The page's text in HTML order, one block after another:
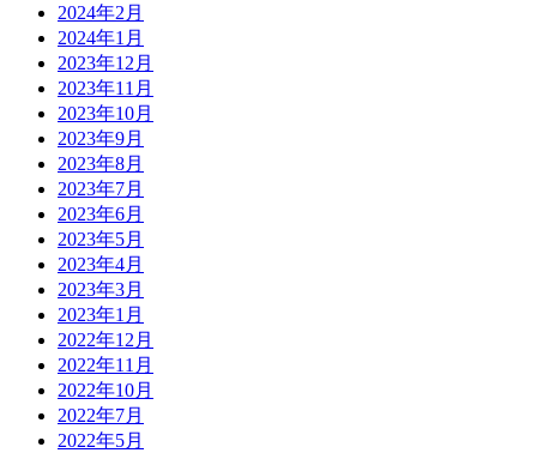
2024年2月
2024年1月
2023年12月
2023年11月
2023年10月
2023年9月
2023年8月
2023年7月
2023年6月
2023年5月
2023年4月
2023年3月
2023年1月
2022年12月
2022年11月
2022年10月
2022年7月
2022年5月